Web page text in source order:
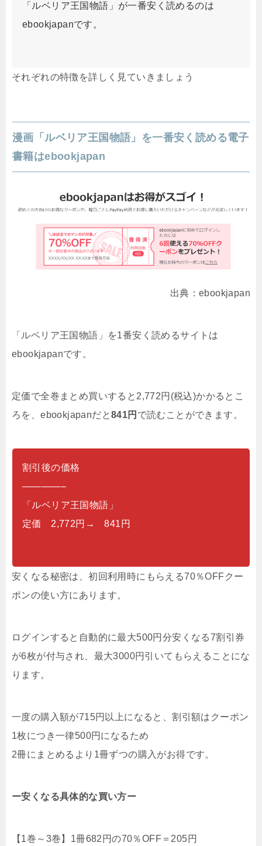
「ルベリア王国物語」が一番安く読めるのは
ebookjapanです。
それぞれの特徴を詳しく見ていきましょう
漫画「ルベリア王国物語」を一番安く読める電子
書籍はebookjapan
出典：ebookjapan
「ルベリア王国物語」を1番安く読めるサイトは
ebookjapanです。
定価で全巻まとめ買いすると2,772円(税込)かかるとこ
ろを、ebookjapanだと841円 で読むことができます。
割引後の価格
————–
「ルベリア王国物語」
定価 2,772円→ 841円
安くなる秘密は、初回利用時にもらえる70％OFFクー
ポンの使い方にあります。
ログインすると自動的に最大500円分安くなる7割引券
が6枚が付与され、最大3000円引いてもらえることにな
ります。
一度の購入額が715円以上になると、割引額はクーポン
1枚につき一律500円になるため
2冊にまとめるより1冊ずつの購入がお得です。
ー安くなる具体的な買い方ー
【1巻～3巻】1冊682円の70％OFF＝205円